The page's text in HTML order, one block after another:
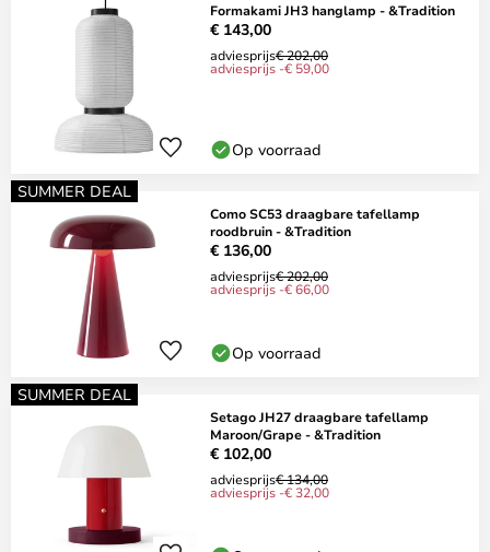
Formakami JH3 hanglamp - &Tradition
€ 143,00
adviesprijs€ 202,00
adviesprijs -€ 59,00
Op voorraad
SUMMER DEAL
Como SC53 draagbare tafellamp
roodbruin - &Tradition
€ 136,00
adviesprijs€ 202,00
adviesprijs -€ 66,00
Op voorraad
SUMMER DEAL
Setago JH27 draagbare tafellamp
Maroon/Grape - &Tradition
€ 102,00
adviesprijs€ 134,00
adviesprijs -€ 32,00